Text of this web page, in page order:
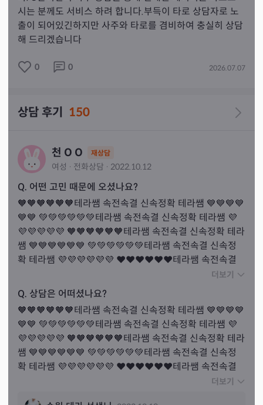
시는 분께도 서비스 하려 합니다.부득이 타로 상담자로 노
출이 되어있긴하지만 사주와 타로를 겸비하여 충실히 상담
해 드리겠습니다
0 0 2026.07.07
상담 후기 150
천 O O 재상담
여성 · 전화상담 · 2022.10.12
Q. 어떤 고민 때문에 오셨나요?
🧡🧡🧡🧡🧡🧡테라쌤 속전속결 신속정확 테라쌤 💙💙💙💙
💙💙 💚💚💚💚💚💚테라쌤 속전속결 신속정확 테라쌤 💜
💜💜💜💜💜 🧡🧡🧡🧡🧡🧡테라쌤 속전속결 신속정확 테라
쌤 💙💙💙💙💙💙 💚💚💚💚💚💚테라쌤 속전속결 신속정
확 테라쌤 💜💜💜💜💜💜 ❤❤❤❤❤❤테라쌤 속전속결
더보기
Q. 상담은 어떠셨나요?
🧡🧡🧡🧡🧡🧡테라쌤 속전속결 신속정확 테라쌤 💙💙💙💙
💙💙 💚💚💚💚💚💚테라쌤 속전속결 신속정확 테라쌤 💜
💜💜💜💜💜 🧡🧡🧡🧡🧡🧡테라쌤 속전속결 신속정확 테라
쌤 💙💙💙💙💙💙 💚💚💚💚💚💚테라쌤 속전속결 신속정
확 테라쌤 💜💜💜💜💜💜 ❤❤❤❤❤❤테라쌤 속전속결
신속정확 테라쌤 💛💛💛💛💛💛 🧡🧡🧡🧡🧡🧡테라쌤 속전
더보기